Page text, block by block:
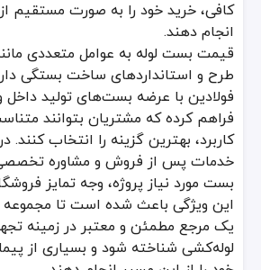
استفاده از پوشش گالوانیزه یا استیل
ویژگی‌های بست
استحکام مناسب: اصلی‌ترین ویژگی بست،
2. مقاومت در برابر خوردگی: در نقاطی که در معرض رطوبت مداوم قرار دارد، استفاده از بست‌های ضدزنگ یا با پوشش مقاوم در برابر خوردگی امری کلیدی است.
3. سهولت نصب: بست‌هایی که با طراحی ساده و کمترین اجزا تولید می‌شوند، نصب سریع و آسانی دارند و در هزینه نیروی کار نیز صرفه‌جویی می‌شود.
4. انعطاف‌پذیری در انتخاب سایز: لوله‌ها قطرها و ابعاد متفاوتی دارند. بست‌ها باید دارای سایزبندی کافی باشند تا نیازهای متنوع را برآورده کنند.
5. سازگاری با انواع لوله: از بست لوله پوش فیت گرفته تا بست‌های عمومی، باید بتوانند با جنس‌های مختلف لوله اعم از فلزی، پلیمر، PVC و غیره سازگاری داشته باشند.
مزایای بست
بهبود ایمنی سیستم: با مهار مناسب
افزایش طول عمر تجهیزات: یک بست
نصب آسان و هزینه مقرون‌به‌صرفه: انتخاب
کافی، خرید خود را به صورت مستقیم
انجام دهند.
قیمت بست لوله به عوامل متعددی
طرح و استانداردهای ساخت بستگی
فولادین با عرضه بست‌های تولید داخل
فراهم کرده که مشتریان بتوانند
کاربرد، بهترین گزینه را انتخاب کنند.
خدمات پس از فروش و مشاوره
بست مورد نیاز پروژه، وجه تمایز
این ویژگی باعث شده است تا مجموعه
یک مرجع مطمئن و معتبر در زمینه
لوله‌کشی شناخته شود و بسیاری از